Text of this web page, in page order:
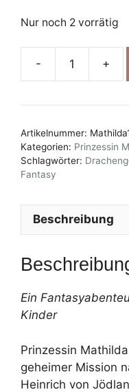
Nur noch 2 vorrätig
-
-
+
Artikelnummer:
Kategorien: Prinzessin
Schlagwörter:
Fantasy
Beschreibung
Ein
Kinder
Prinzessin
geheimer Mission
Heinrich von